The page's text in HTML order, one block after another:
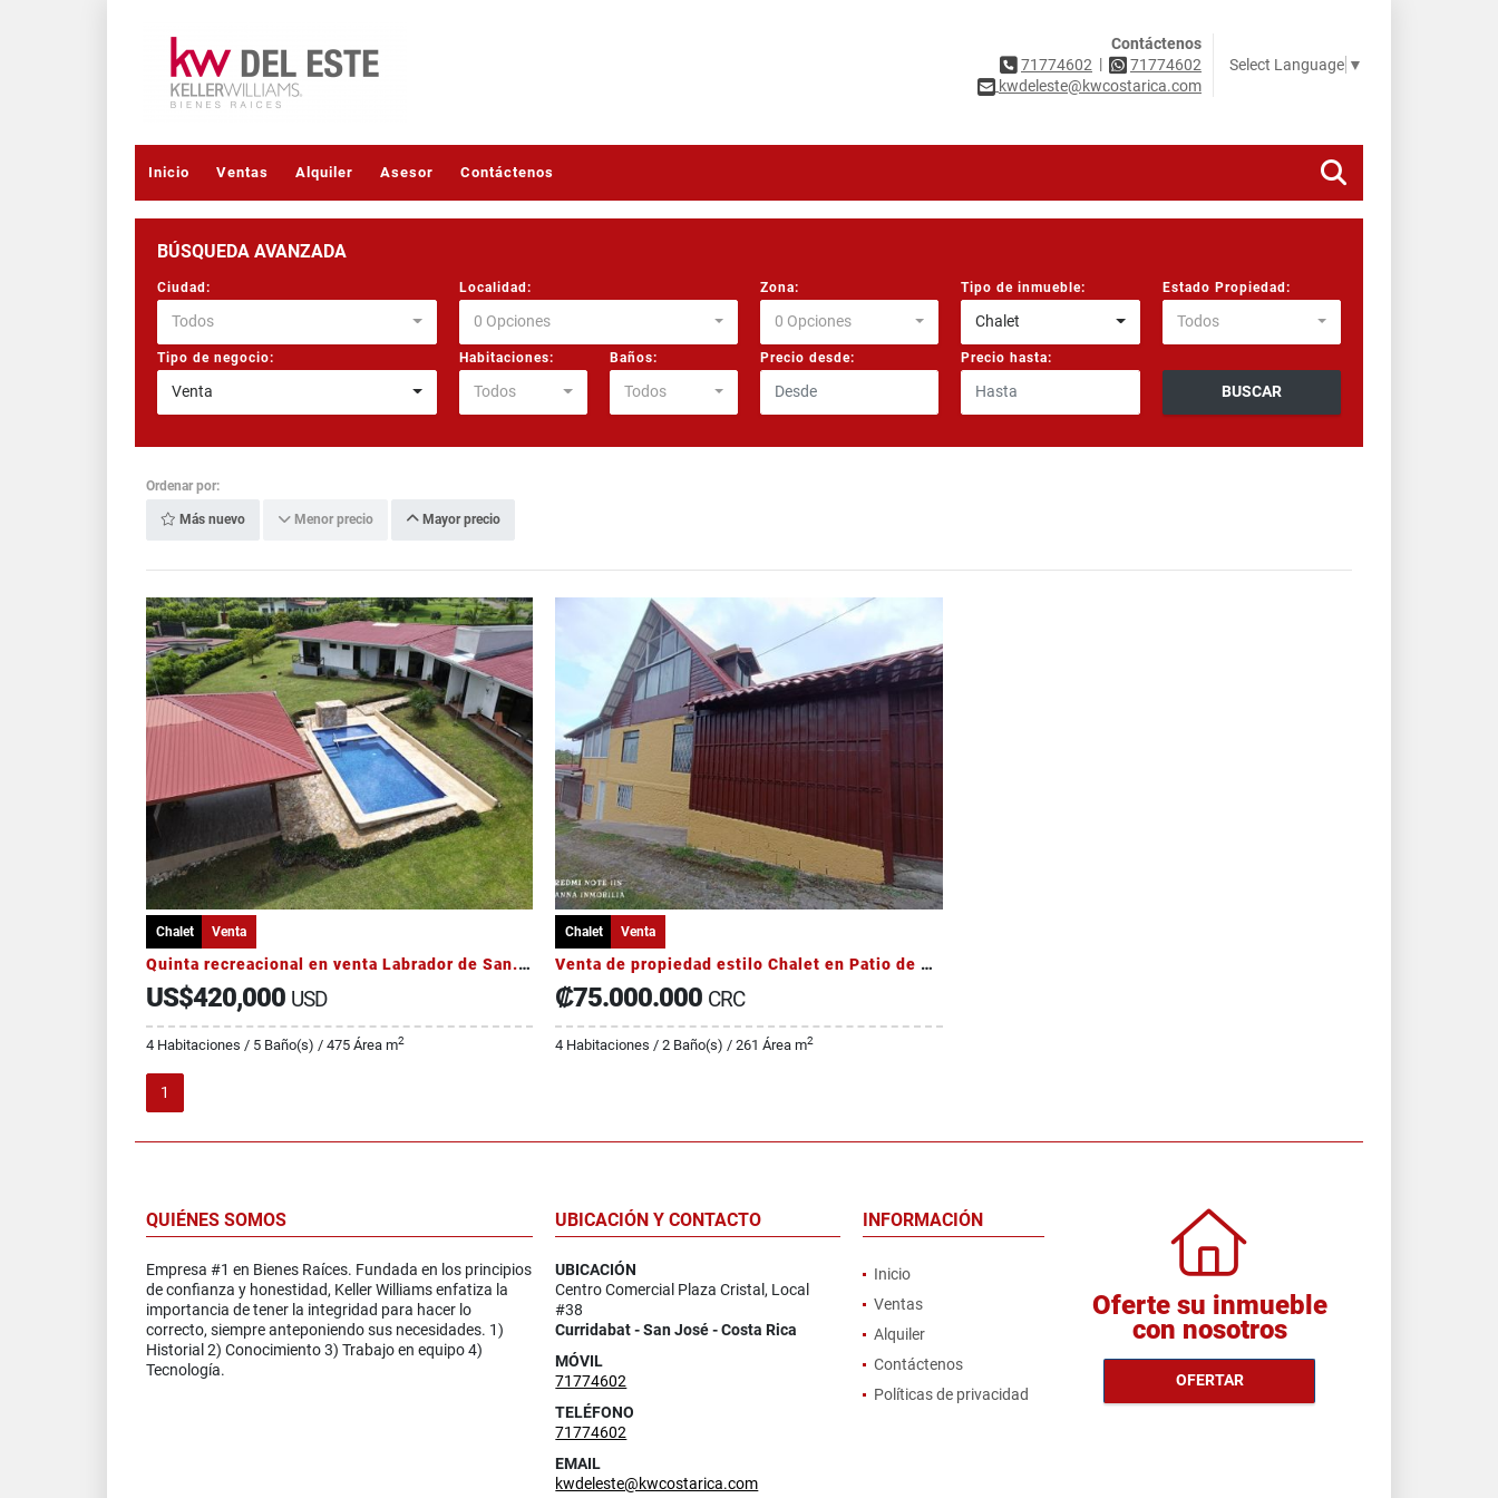
Contáctenos
71774602 |
71774602
kwdeleste@kwcostarica.com
Select Language ▼
Inicio Ventas Alquiler Asesor Contáctenos
BÚSQUEDA AVANZADA
Ciudad:
Todos
Localidad:
0 Opciones
Zona:
0 Opciones
Tipo de inmueble:
Chalet
Estado Propiedad:
Todos
Tipo de negocio:
Venta
Habitaciones:
Todos
Baños:
Todos
Precio desde: Precio hasta:
BUSCAR
Ordenar por:
Más nuevo Menor precio Mayor precio
Chalet Venta
Quinta recreacional en venta Labrador de San.Mateo
US$420,000 USD
4 Habitaciones / 5 Baño(s) / 475 Área m2
Chalet Venta
Venta de propiedad estilo Chalet en Patio de Agua Coronado
₡75.000.000 CRC
4 Habitaciones / 2 Baño(s) / 261 Área m2
1
QUIÉNES SOMOS
Empresa #1 en Bienes Raíces. Fundada en los principios
de confianza y honestidad, Keller Williams enfatiza la
importancia de tener la integridad para hacer lo
correcto, siempre anteponiendo sus necesidades. 1)
Historial 2) Conocimiento 3) Trabajo en equipo 4)
Tecnología.
UBICACIÓN Y CONTACTO
UBICACIÓN
Centro Comercial Plaza Cristal, Local
#38
Curridabat - San José - Costa Rica
MÓVIL
71774602
TELÉFONO
71774602
EMAIL
kwdeleste@kwcostarica.com
INFORMACIÓN
Inicio
Ventas
Alquiler
Contáctenos
Políticas de privacidad
Oferte su inmueble
con nosotros
OFERTAR